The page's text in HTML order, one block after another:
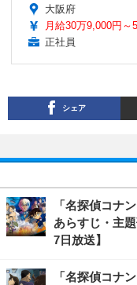
大阪府
月給30万9,000円～
正社員
シェア
「名探偵コナ
あらすじ・主
7日放送】
「名探偵コナ